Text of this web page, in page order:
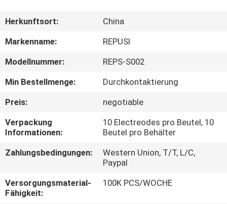
FABRIK-
QUALITÄTSKONTROLLE
TRETEN
SIE
MIT
IN
Herkunftsort:
China
Markenname:
REPUSI
Modellnummer:
REPS-S002
Min Bestellmenge:
Durchkontaktierung
Preis:
negotiable
Verpackung
Informationen:
10 Electreodes pro Beutel, 10
Beutel pro Behälter
Zahlungsbedingungen:
Western Union, T/T, L/C,
Paypal
Versorgungsmaterial-
Fähigkeit:
100K PCS/WOCHE